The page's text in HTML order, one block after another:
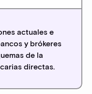
actuales e
y brókeres
de la
directas.